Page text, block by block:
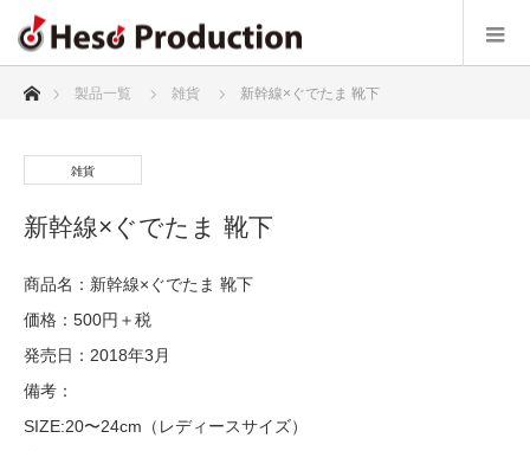
ホーム製品一覧 雑貨 新幹線×ぐでたま 靴下
雑貨
新幹線×ぐでたま 靴下
商品名：新幹線×ぐでたま 靴下
価格：500円＋税
発売日：2018年3月
備考：
SIZE:20〜24cm（レディースサイズ）